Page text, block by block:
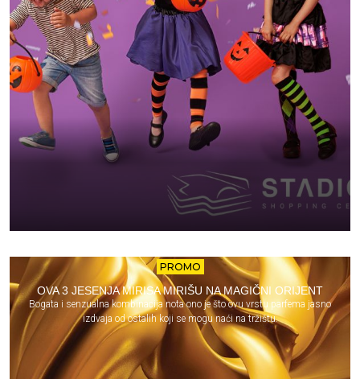
PROMO
OVA 3 JESENJA MIRISA MIRIŠU NA MAGIČNI ORIJENT
Bogata i senzualna kombinacija nota ono je što ovu vrstu parfema jasno
izdvaja od ostalih koji se mogu naći na tržištu.